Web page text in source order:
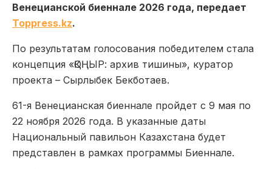
Венецианской биеннале 2026 года, передает
Toppress.kz.
По результатам голосования победителем стала
концепция «ҚОҢЫР: архив тишины», куратор
проекта – Сырлыбек Бекботаев.
61-я Венецианская биеннале пройдет с 9 мая по
22 ноября 2026 года. В указанные даты
Национальный павильон Казахстана будет
представлен в рамках программы Биеннале.